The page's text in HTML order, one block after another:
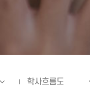
학사흐름도